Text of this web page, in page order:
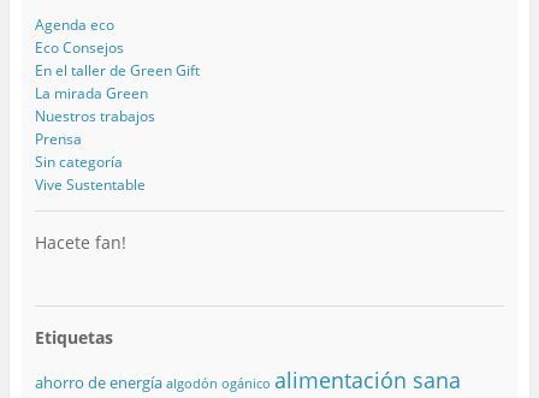
Agenda eco
Eco Consejos
En el taller de Green Gift
La mirada Green
Nuestros trabajos
Prensa
Sin categoría
Vive Sustentable
Hacete fan!
Etiquetas
ahorro de energía algodón ogánico alimentación sana